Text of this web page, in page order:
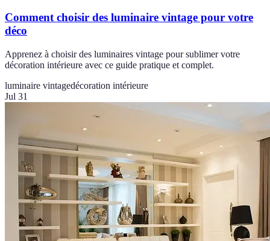
Comment choisir des luminaire vintage pour votre
déco
Apprenez à choisir des luminaires vintage pour sublimer votre
décoration intérieure avec ce guide pratique et complet.
luminaire vintagedécoration intérieure
Jul 31